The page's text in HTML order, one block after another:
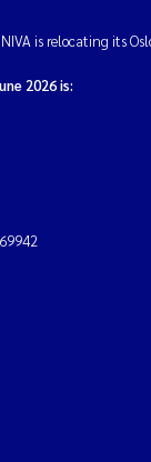
Hagen
Norling
is relocating its
2026 is: